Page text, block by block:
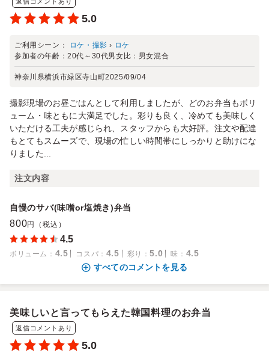
5.0
ご利用シーン： ロケ・撮影 › ロケ
参加者の年齢：20代～30代男女比： 男女混合
神奈川県横浜市緑区寺山町2025/09/04
撮影現場のお昼ごはんとして利用しましたが、どのお弁当もボリ
ューム・味ともに大満足でした。彩りも良く、冷めても美味しく
いただける工夫が感じられ、スタッフからも大好評。注文や配達
もとてもスムーズで、現場の忙しい時間帯にしっかりと助けにな
りました...
注文内容
自慢のサバ(味噌or塩焼き)弁当
800円（税込）
4.5
ボリューム ： 4.5 コスパ ： 4.5 彩り ：5.0 味 ： 4.5
すべてのコメントを見る
美味しいと言ってもらえた韓国料理のお弁当
返信コメントあり
5.0